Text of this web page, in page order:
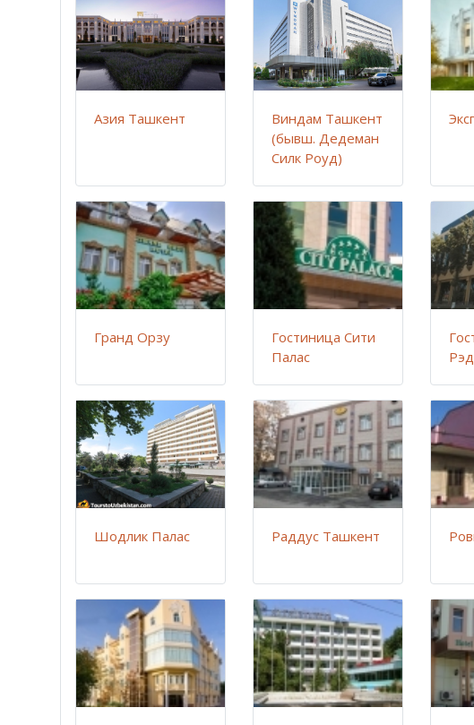
Азия Ташкент
Виндам Ташкент
(бывш. Дедеман
Силк Роуд)
Гранд Орзу
Гостиница Сити
Палас
Шодлик Палас Раддус Ташкент